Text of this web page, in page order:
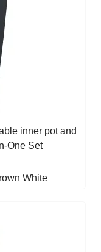
inner pot and
One Set
White